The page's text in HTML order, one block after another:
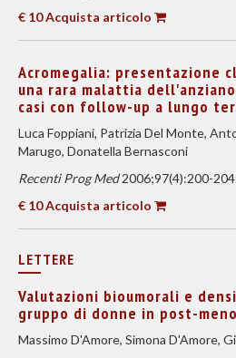
€ 10 Acquista articolo
Acromegalia: presentazione
una rara malattia
casi con follow-up a lungo
Luca Foppiani, Patrizia Del Monte,
Marugo, Donatella Bernasconi
Recenti Prog Med2006;97(4):200-
€ 10 Acquista articolo
LETTERE
Valutazioni bioumorali e
gruppo di donne in post-
Massimo D'Amore, Simona D'Amore,